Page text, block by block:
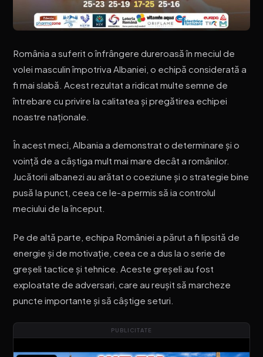
România a suferit o înfrângere dureroasă în meciul de
volei masculin împotriva Albaniei, o echipă considerată a
fi mai slabă. Acest rezultat a ridicat multe semne de
întrebare cu privire la calitatea și pregătirea echipei
noastre naționale.
În acest meci, Albania a demonstrat o determinare și o
voință de a câștiga mult mai mare decât a românilor.
Jucătorii albanezi au arătat o coeziune și o strategie bine
pusă la punct, ceea ce le-a permis să ia controlul
meciului de la început.
Pe de altă parte, echipa României a părut a fi lipsită de
energie și de motivație, ceea ce a dus la o serie de
greșeli tactice și tehnice. Aceste greșeli au fost
exploatate de adversari, care au reușit să marcheze
puncte importante și să câștige seturi.
PUBLICITATE